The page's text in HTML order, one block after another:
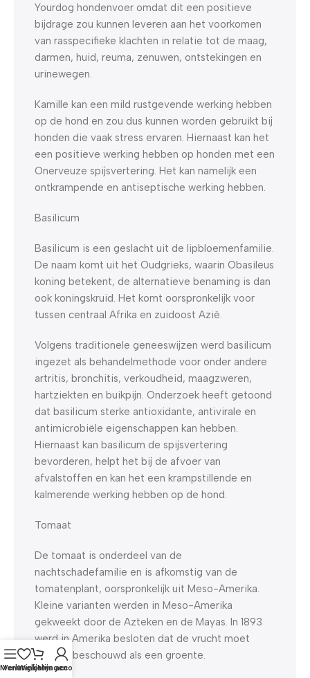
Yourdog hondenvoer omdat dit een positieve
bijdrage zou kunnen leveren aan het voorkomen
van rasspecifieke klachten in relatie tot de maag,
darmen, huid, reuma, zenuwen, ontstekingen en
urinewegen.
Kamille kan een mild rustgevende werking hebben
op de hond en zou dus kunnen worden gebruikt bij
honden die vaak stress ervaren. Hiernaast kan het
een positieve werking hebben op honden met een
Onerveuze spijsvertering. Het kan namelijk een
ontkrampende en antiseptische werking hebben.
Basilicum
Basilicum is een geslacht uit de lipbloemenfamilie.
De naam komt uit het Oudgrieks, waarin Obasileus
koning betekent, de alternatieve benaming is dan
ook koningskruid. Het komt oorspronkelijk voor
tussen centraal Afrika en zuidoost Azië.
Volgens traditionele geneeswijzen werd basilicum
ingezet als behandelmethode voor onder andere
artritis, bronchitis, verkoudheid, maagzweren,
hartziekten en buikpijn. Onderzoek heeft getoond
dat basilicum sterke antioxidante, antivirale en
antimicrobiële eigenschappen kan hebben.
Hiernaast kan basilicum de spijsvertering
bevorderen, helpt het bij de afvoer van
afvalstoffen en kan het een krampstillende en
kalmerende werking hebben op de hond.
Tomaat
De tomaat is onderdeel van de
nachtschadefamilie en is afkomstig van de
tomatenplant, oorspronkelijk uit Meso-Amerika.
Kleine varianten werden in Meso-Amerika
gekweekt door de Azteken en de Mayas. In 1893
werd in Amerika besloten dat de vrucht moet
worden beschouwd als een groente.
Menu
Verlanglijst
Winkelwagen
Mijn account